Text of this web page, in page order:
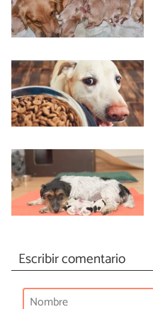
Escribir comentario